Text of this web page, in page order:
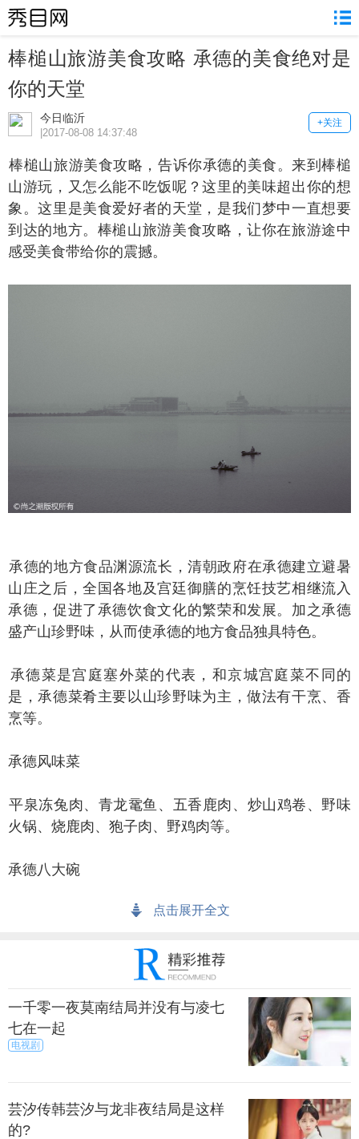
棒槌山旅游美食攻略 承德的美食绝对是
你的天堂
今日临沂 +关注
|2017-08-08 14:37:48
山旅游美食攻略，告诉你承德的美食。来到棒槌
山游玩，又怎么能不吃饭呢？这里的美味超出你的想
象。这里是美食爱好者的天堂，是我们梦中一直想要
到达的地方。棒槌山旅游美食攻略，让你在旅游途中
感受美食带给你的震撼。
的地方食品渊源流长，清朝政府在承德建立避暑
山庄之后，全国各地及宫廷御膳的烹饪技艺相继流入
承德，促进了承德饮食文化的繁荣和发展。加之承德
盛产山珍野味，从而使承德的地方食品独具特色。
菜是宫庭塞外菜的代表，和京城宫庭菜不同的
是，承德菜肴主要以山珍野味为主，做法有干烹、香
烹等。
风味菜
冻兔肉、青龙鼋鱼、五香鹿肉、炒山鸡卷、野味
火锅、烧鹿肉、狍子肉、野鸡肉等。
八大碗
点击展开全文
一千零一夜莫南结局并没有与凌七
七在一起
电视剧
芸汐传韩芸汐与龙非夜结局是这样
的?